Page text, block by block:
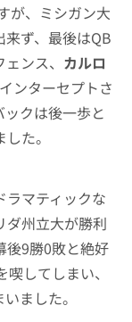
が、ミシガン大
ず、最後はQB
ンス、 カルロ
ンターセプトさ
クは後一歩と
た。
ラマティックな
ダ州立大が勝利
後9勝0敗と絶好
してしまい、
ました。